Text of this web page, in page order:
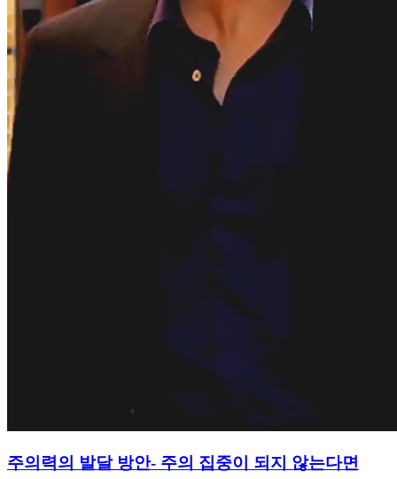
주의력의 발달 방안- 주의 집중이 되지 않는다면